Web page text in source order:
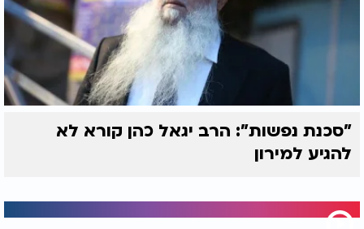
"סכנת נפשות": הרב יגאל כהן קורא לא
להגיע למירון